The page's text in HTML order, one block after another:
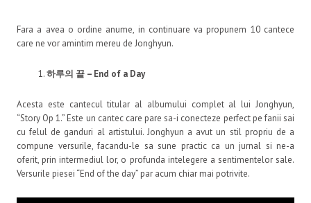
Fara a avea o ordine anume, in continuare va propunem 10 cantece
care ne vor amintim mereu de Jonghyun.
하루의 끝 – End of a Day
Acesta este cantecul titular al albumului complet al lui Jonghyun,
“Story Op 1.” Este un cantec care pare sa-i conecteze perfect pe fanii sai
cu felul de ganduri al artistului. Jonghyun a avut un stil propriu de a
compune versurile, facandu-le sa sune practic ca un jurnal si ne-a
oferit, prin intermediul lor, o profunda intelegere a sentimentelor sale.
Versurile piesei “End of the day” par acum chiar mai potrivite.